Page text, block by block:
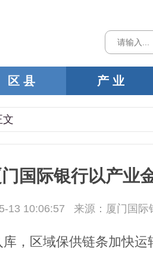
区 县 产 业
文
国际银行以产业
13 10:06:57 来源：厦门国际
，区域保供链条加快